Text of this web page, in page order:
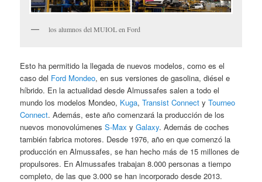
los alumnos del MUIOL en Ford
Esto ha permitido la llegada de nuevos modelos, como es el
caso del Ford Mondeo, en sus versiones de gasolina, diésel e
híbrido. En la actualidad desde Almussafes salen a todo el
mundo los modelos Mondeo, Kuga,Transist Connect yTourneo
Connect. Además, este año comenzará la producción de los
nuevos monovolúmenesS-Max yGalaxy. Además de coches
también fabrica motores. Desde 1976, año en que comenzó la
producción en Almussafes, se han hecho más de 15 millones de
propulsores. En Almussafes trabajan 8.000 personas a tiempo
completo, de las que 3.000 se han incorporado desde 2013.